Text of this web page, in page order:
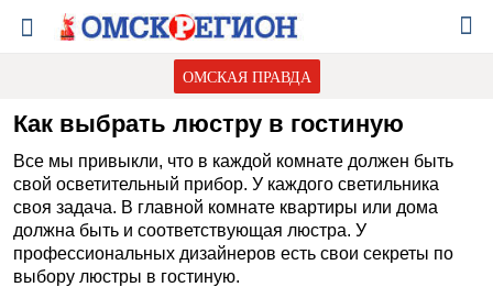
ОМСКАЯ ПРАВДА
Как выбрать люстру в гостиную
Все мы привыкли, что в каждой комнате должен быть
свой осветительный прибор. У каждого светильника
своя задача. В главной комнате квартиры или дома
должна быть и соответствующая люстра. У
профессиональных дизайнеров есть свои секреты по
выбору люстры в гостиную.